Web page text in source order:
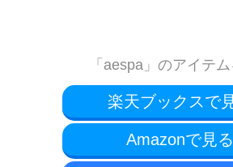
「aespa」のアイテ
楽天ブックスで
Amazonで見る